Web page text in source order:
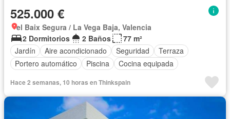
525.000 €
el Baix Segura / La Vega Baja, Valencia
2 Dormitorios
2 Baños
77 m²
Jardín
Aire acondicionado Seguridad
Terraza
Portero automático
Piscina Cocina equipada
Hace 2 semanas, 10 horas en Thinkspain